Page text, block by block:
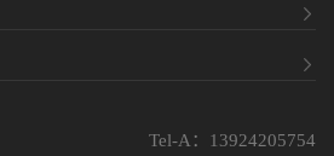
Tel-A：13924205754